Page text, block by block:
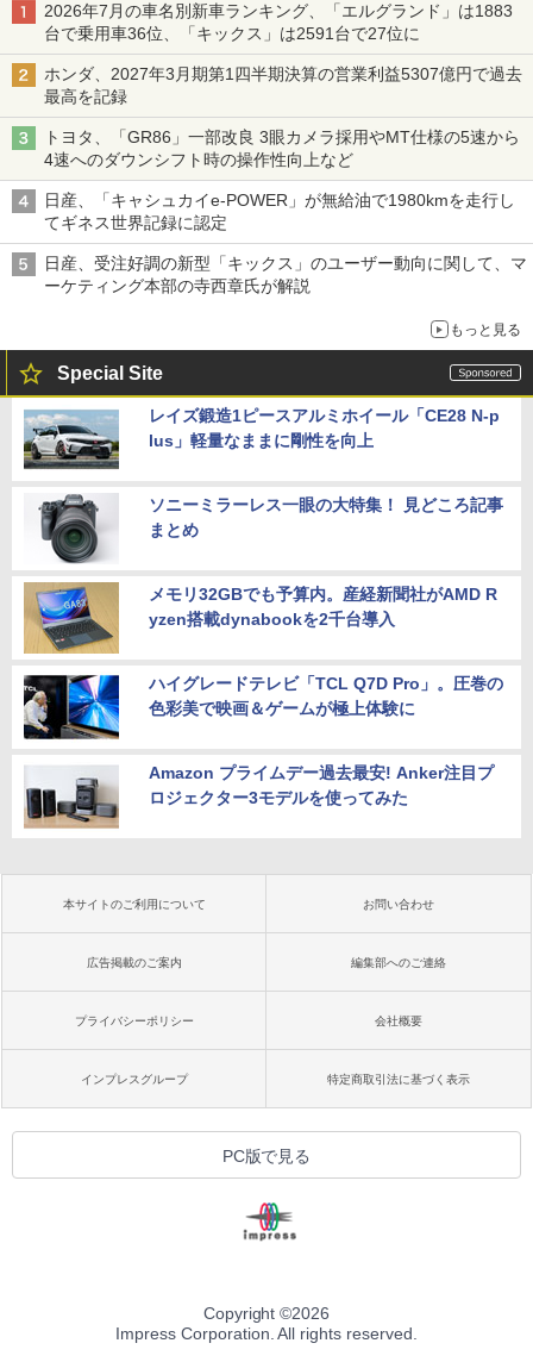
2026年7月の車名別新車ランキング、「エルグランド」は1883
台で乗用車36位、「キックス」は2591台で27位に
ホンダ、2027年3月期第1四半期決算の営業利益5307億円で過去
最高を記録
トヨタ、「GR86」一部改良 3眼カメラ採用やMT仕様の5速から
4速へのダウンシフト時の操作性向上など
日産、「キャシュカイe-POWER」が無給油で1980kmを走行し
てギネス世界記録に認定
日産、受注好調の新型「キックス」のユーザー動向に関して、マ
ーケティング本部の寺西章氏が解説
もっと見る
Special Site
レイズ鍛造1ピースアルミホイール「CE28 N-p
lus」軽量なままに剛性を向上
ソニーミラーレス一眼の大特集！ 見どころ記事
まとめ
メモリ32GBでも予算内。産経新聞社がAMD R
yzen搭載dynabookを2千台導入
ハイグレードテレビ「TCL Q7D Pro」。圧巻の
色彩美で映画＆ゲームが極上体験に
Amazon プライムデー過去最安! Anker注目プ
ロジェクター3モデルを使ってみた
本サイトのご利用について お問い合わせ
広告掲載のご案内 編集部へのご連絡
プライバシーポリシー 会社概要
インプレスグループ 特定商取引法に基づく表示
PC版で見る
Copyright ©2026
Impress Corporation. All rights reserved.